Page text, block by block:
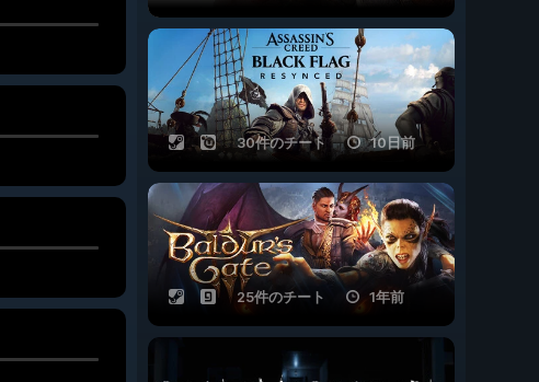
30件のチート 10日前
25件のチート 1年前